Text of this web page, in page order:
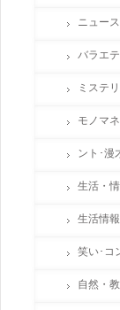
ニュー
バラエ
ミステ
モノマネ
ント･漫
生活・
生活情報
笑い･コ
自然・